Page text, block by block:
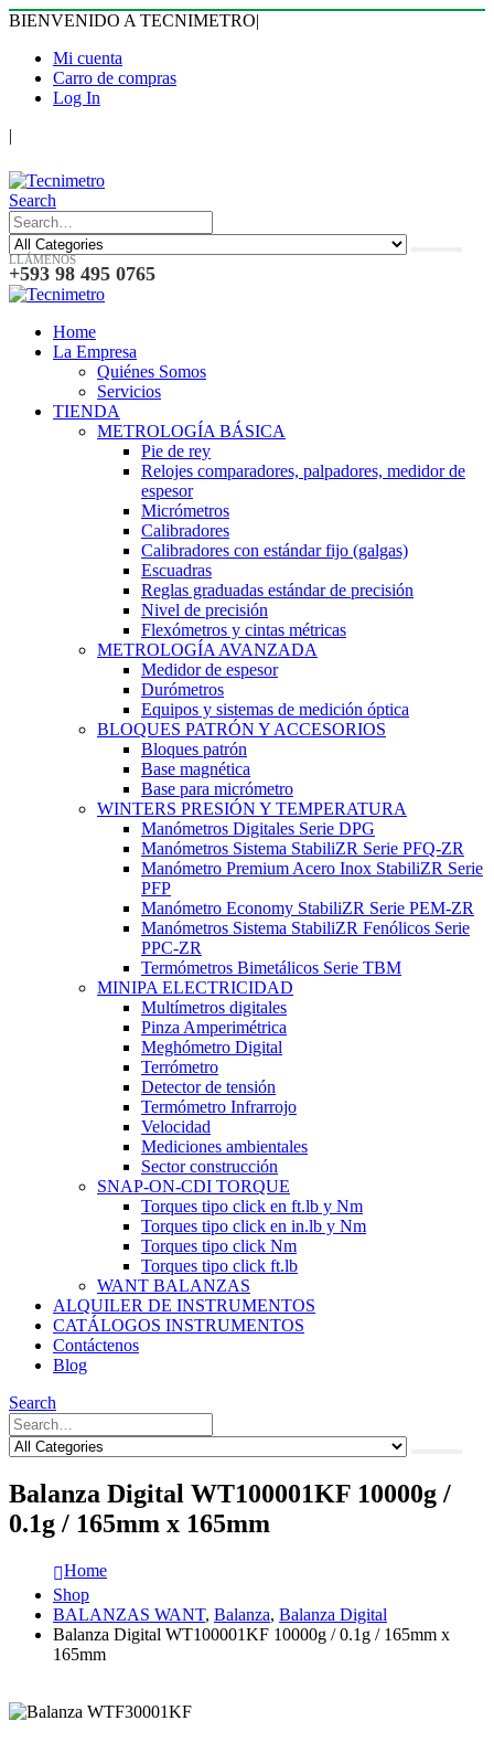
BIENVENIDO A TECNIMETRO|
Mi cuenta
Carro de compras
Log In
|
Search
LLÁMENOS
+593 98 495 0765
Home
La Empresa
Quiénes Somos
Servicios
TIENDA
METROLOGÍA BÁSICA
Pie de rey
Relojes comparadores, palpadores, medidor de
espesor
Micrómetros
Calibradores
Calibradores con estándar fijo (galgas)
Escuadras
Reglas graduadas estándar de precisión
Nivel de precisión
Flexómetros y cintas métricas
METROLOGÍA AVANZADA
Medidor de espesor
Durómetros
Equipos y sistemas de medición óptica
BLOQUES PATRÓN Y ACCESORIOS
Bloques patrón
Base magnética
Base para micrómetro
WINTERS PRESIÓN Y TEMPERATURA
Manómetros Digitales Serie DPG
Manómetros Sistema StabiliZR Serie PFQ-ZR
Manómetro Premium Acero Inox StabiliZR Serie
PFP
Manómetro Economy StabiliZR Serie PEM-ZR
Manómetros Sistema StabiliZR Fenólicos Serie
PPC-ZR
Termómetros Bimetálicos Serie TBM
MINIPA ELECTRICIDAD
Multímetros digitales
Pinza Amperimétrica
Meghómetro Digital
Terrómetro
Detector de tensión
Termómetro Infrarrojo
Velocidad
Mediciones ambientales
Sector construcción
SNAP-ON-CDI TORQUE
Torques tipo click en ft.lb y Nm
Torques tipo click en in.lb y Nm
Torques tipo click Nm
Torques tipo click ft.lb
WANT BALANZAS
ALQUILER DE INSTRUMENTOS
CATÁLOGOS INSTRUMENTOS
Contáctenos
Blog
Search
Balanza Digital WT100001KF 10000g /
0.1g / 165mm x 165mm
Home
Shop
BALANZAS WANT, Balanza, Balanza Digital
Balanza Digital WT100001KF 10000g / 0.1g / 165mm x
165mm